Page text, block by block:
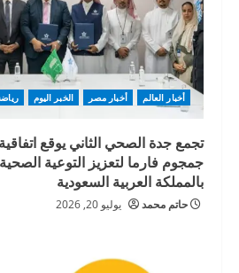
أخبار العالم أخبار مصر الخبر اليوم
تجمع جدة الصحي الثاني يوقع
جمجوم فارما لتعزيز التوعية
بالمملكة العربية السعودية
حاتم محمد يوليو 20, 2026